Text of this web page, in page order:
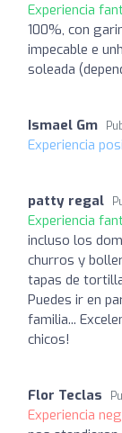
Experiencia
100%, con
impecable e
soleada
Ismael Gm
Experiencia
patty regal
Experiencia
incluso los
churros y
tapas de
Puedes ir en
familia...
chicos!
Flor Teclas
Experiencia